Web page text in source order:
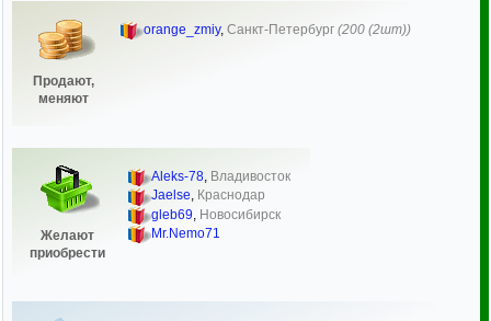
Продают,
меняют
orange_zmiy, Санкт-Петербург (200 (2шт))
Желают
приобрести
Aleks-78, Владивосток
Jaelse, Краснодар
gleb69 Новосибирск
Mr.Nemo71